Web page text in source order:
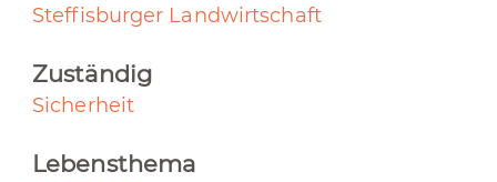
Steffisburger Landwirtschaft
Zuständig
Sicherheit
Lebensthema